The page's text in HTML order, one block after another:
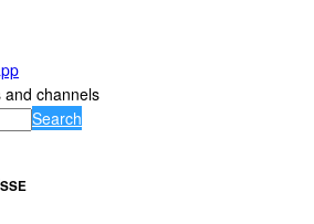
channels
Search